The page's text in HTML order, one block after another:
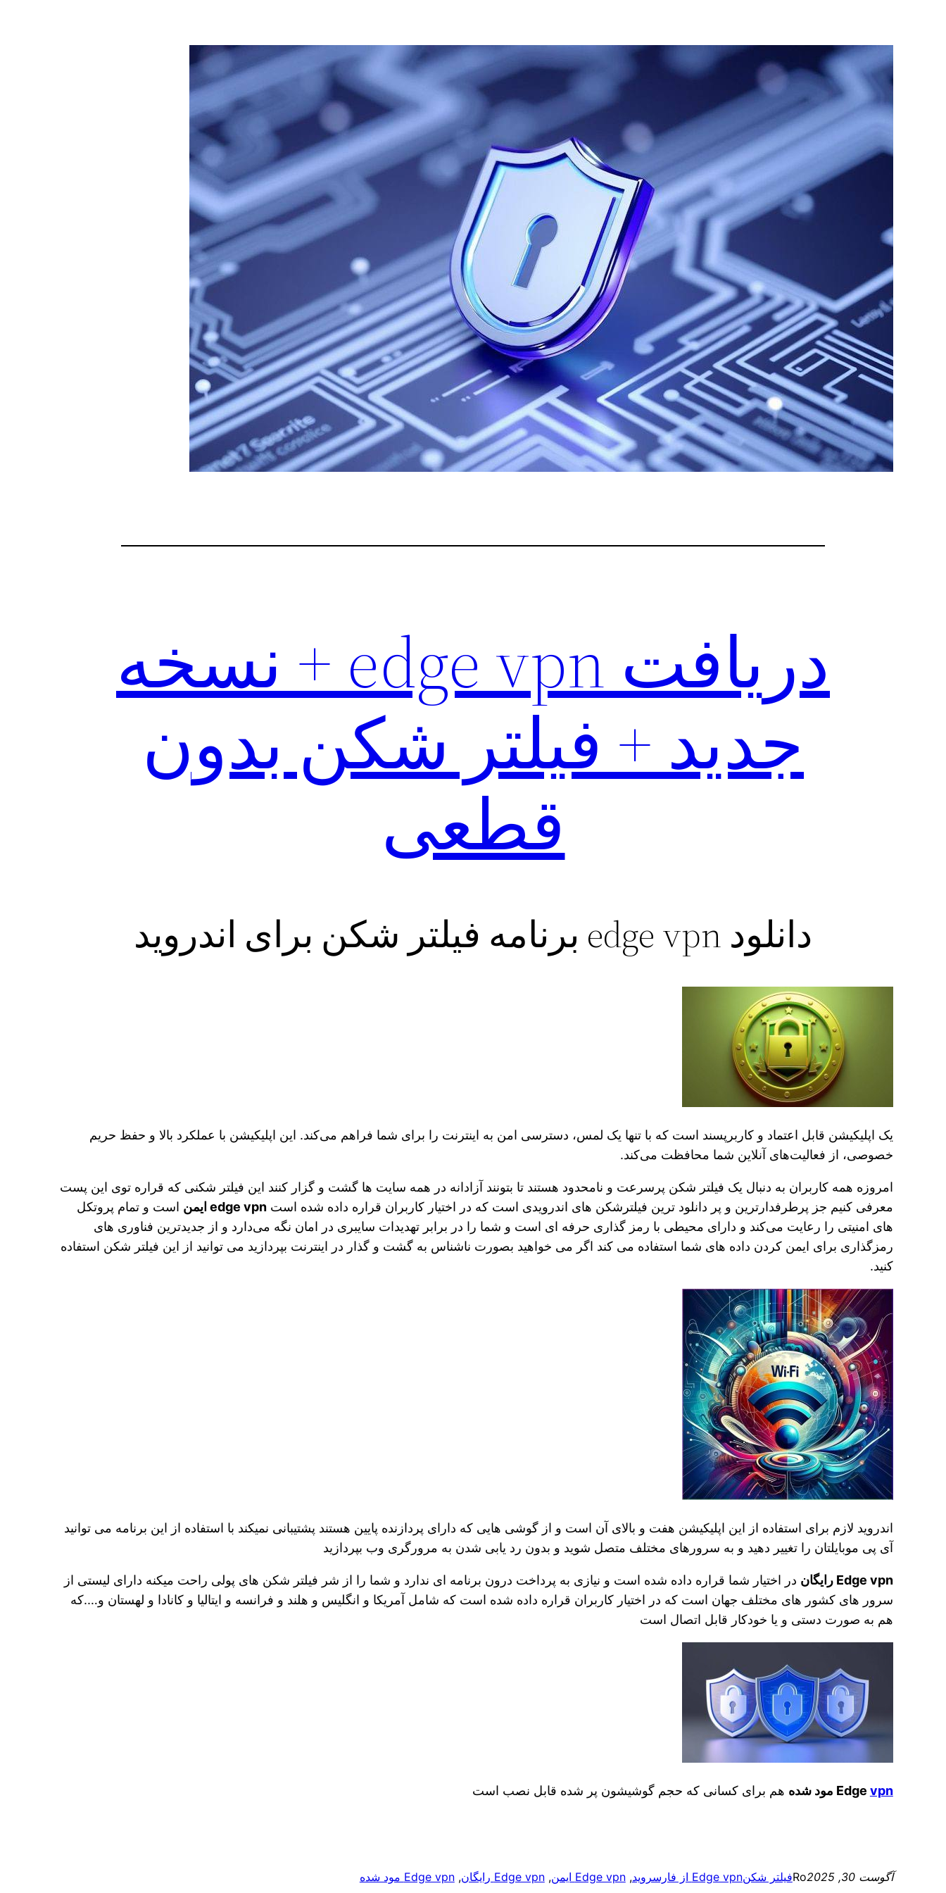
دریافت edge vpn + نسخه
جدید + فیلتر شکن بدون
قطعی
دانلود edge vpn برنامه فیلتر شکن برای اندروید
یک اپلیکیشن قابل اعتماد و کاربرپسند است که با تنها یک لمس، دسترسی امن به اینترنت را برای شما فراهم می‌کند. این اپلیکیشن با عملکرد بالا و حفظ حریم
خصوصی، از فعالیت‌های آنلاین شما محافظت می‌کند.
امروزه همه کاربران به دنبال یک فیلتر شکن پرسرعت و نامحدود هستند تا بتونند آزادانه در همه سایت ها گشت و گزار کنند این فیلتر شکنی که قراره توی اين پست
معرفی کنیم جز پرطرفدارترین و پر دانلود ترین فیلترشکن های اندرویدی است که در اختیار کاربران قراره داده شده استedge vpn ایمن
است و تمام پروتکل
های امنیتی را رعایت می‌کند و دارای محیطی با رمز گذاری حرفه ای است و شما را در برابر تهدیدات سایبری در امان نگه می‌دارد و از جدیدترین فناوری های
رمزگذاری برای ایمن کردن داده های شما استفاده می کند اگر می خواهید بصورت ناشناس به گشت و گذار در اینترنت بپردازید می توانید از این فیلتر شکن استفاده
کنید.
اندروید لازم برای استفاده از این اپلیکیشن هفت و بالای آن است و از گوشی هایی که دارای پردازنده پایین هستند پشتیبانی نمیکند با استفاده از این برنامه می توانید
آی پی موبایلتان را تغییر دهید و به سرورهای مختلف متصل شوید و بدون رد یابی شدن به مرورگری وب بپردازید
Edge vpn رایگان
در اختیار شما قراره داده شده است و نیازی به پرداخت درون برنامه ای ندارد و شما را از شر فیلتر شکن های پولی راحت میکنه دارای لیستی از
سرور های کشور های مختلف جهان است که در اختیار کاربران قراره داده شده است که شامل آمریکا و انگلیس و هلند و فرانسه و ایتالیا و کانادا و لهستان و….که
هم به صورت دستی و یا خودکار قابل اتصال است
Edge vpn مود شده هم برای کسانی که حجم گوشیشون پر شده قابل نصب است
آگوست 30, 2025 Roفیلتر شکنEdge vpn از فارسروید , Edge vpn ایمن , Edge vpn رایگان , Edge vpn مود شده